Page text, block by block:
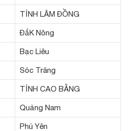
TỈNH LÂM ĐỒNG
ĐắK Nông
Bạc Liêu
Sóc Trăng
TỈNH CAO BẰNG
Quảng Nam
Phú Yên